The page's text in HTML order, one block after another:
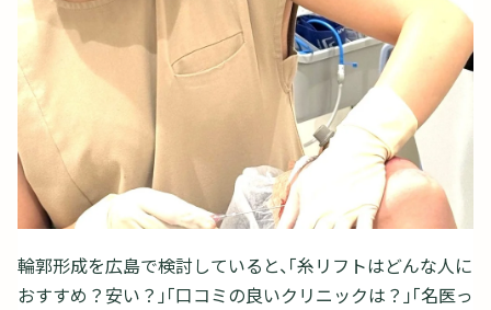
輪郭形成を広島で検討していると、「糸リフトはどんな人に
おすすめ？安い？」「口コミの良いクリニックは？」「名医っ